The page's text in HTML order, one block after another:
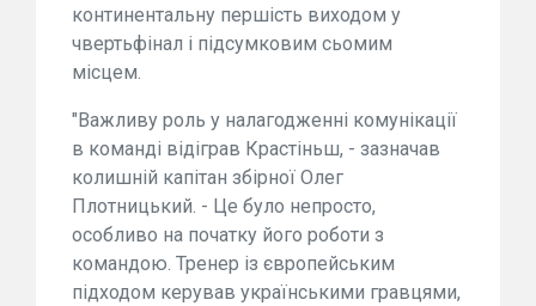
континентальну першість виходом у
чвертьфінал і підсумковим сьомим
місцем.
"Важливу роль у налагодженні комунікації
в команді відіграв Крастіньш, - зазначав
колишній капітан збірної Олег
Плотницький. - Це було непросто,
особливо на початку його роботи з
командою. Тренер із європейським
підходом керував українськими гравцями,